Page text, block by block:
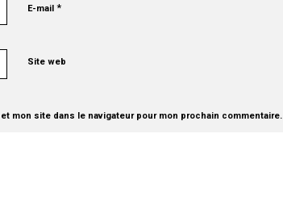
E-mail*
Site web
mon site dans le navigateur pour mon prochain commentaire.